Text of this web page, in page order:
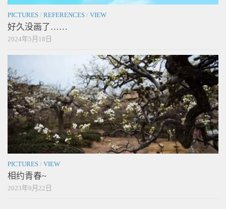
PICTURES / REFERENCES / VIEW
好久没画了……
2024年5月18日
PICTURES / VIEW
相约青春~
2023年9月22日